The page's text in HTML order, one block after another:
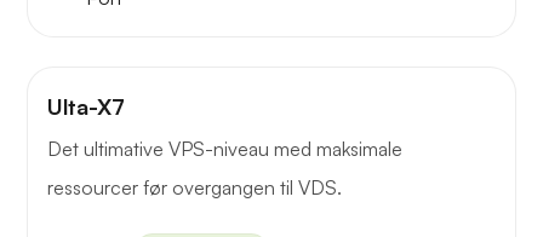
Ulta-X7
Det ultimative VPS-niveau med maksimale
ressourcer før overgangen til VDS.